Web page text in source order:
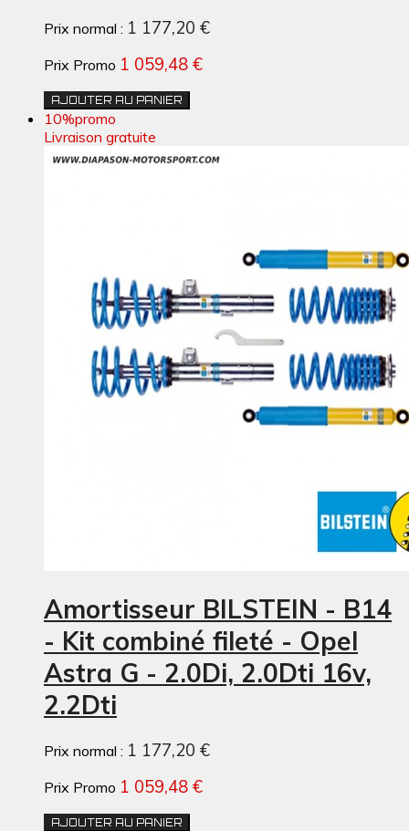
Prix normal : 1 177,20 €
Prix Promo 1 059,48 €
AJOUTER AU PANIER
10%promo
Livraison gratuite
Amortisseur BILSTEIN - B14
- Kit combiné fileté - Opel
Astra G - 2.0Di, 2.0Dti 16v,
2.2Dti
Prix normal : 1 177,20 €
Prix Promo 1 059,48 €
AJOUTER AU PANIER